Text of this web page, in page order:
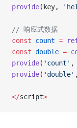
provide(key,
// 响应式数据
const count =
const double =
provide( 'count' ,
provide( 'double'
</script>